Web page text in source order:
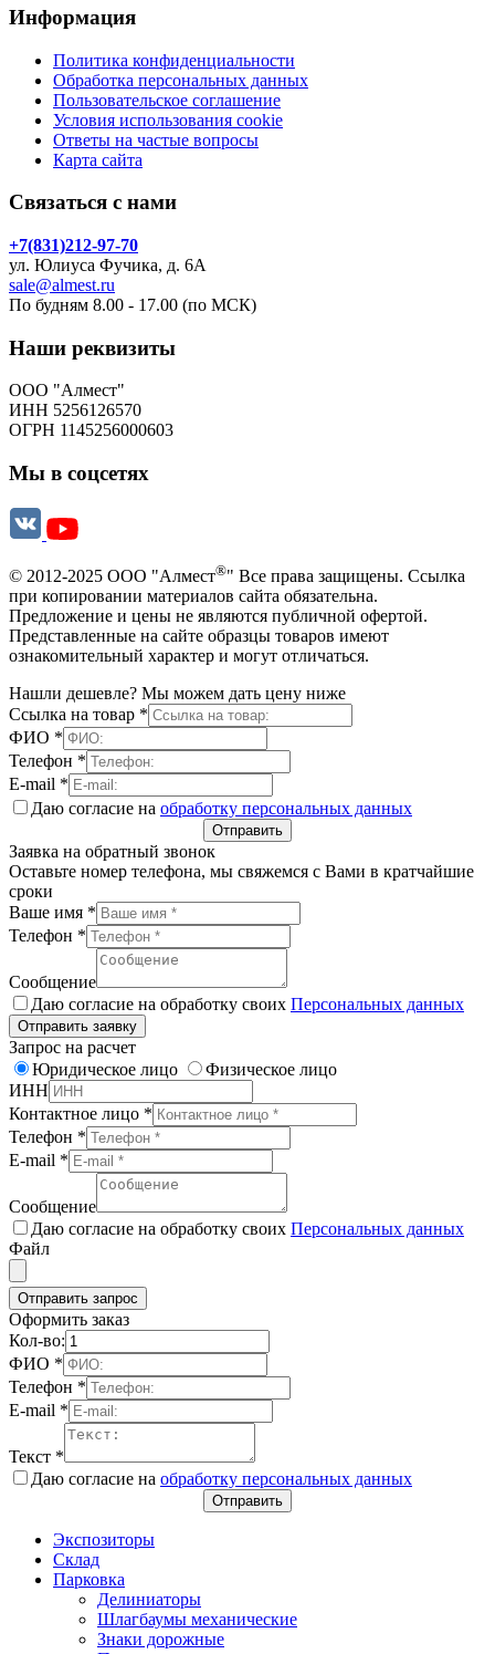
Информация
Политика конфиденциальности
Обработка персональных данных
Пользовательское соглашение
Условия использования cookie
Ответы на частые вопросы
Карта сайта
Связаться с нами
+7(831)212-97-70
ул. Юлиуса Фучика, д. 6А
sale@almest.ru
По будням 8.00 - 17.00 (по МСК)
Наши реквизиты
ООО "Алмест"
ИНН 5256126570
ОГРН 1145256000603
Мы в соцсетях
© 2012-2025 ООО "Алмест®" Все права защищены. Ссылка
при копировании материалов сайта обязательна.
Предложение и цены не являются публичной офертой.
Представленные на сайте образцы товаров имеют
ознакомительный характер и могут отличаться.
Нашли дешевле? Мы можем дать цену ниже
Ссылка на товар *
ФИО *
Телефон *
E-mail *
Даю согласие на обработку персональных данных
Отправить
Заявка на обратный звонок
Оставьте номер телефона, мы свяжемся с Вами в кратчайшие
сроки
Ваше имя *
Телефон *
Сообщение
Даю согласие на обработку своих Персональных данных
Отправить заявку
Запрос на расчет
Юридическое лицо
Физическое лицо
ИНН
Контактное лицо *
Телефон *
E-mail *
Сообщение
Даю согласие на обработку своих Персональных данных
Файл
Отправить запрос
Оформить заказ
Кол-во:
ФИО *
Телефон *
E-mail *
Текст *
Даю согласие на обработку персональных данных
Отправить
Экспозиторы
Склад
Парковка
Делиниаторы
Шлагбаумы механические
Знаки дорожные